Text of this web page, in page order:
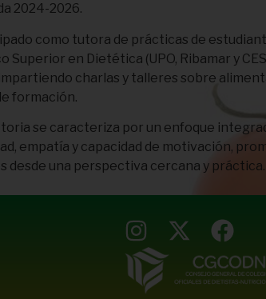
2024-2026.
como tutora de prácticas de
Superior en Dietética (UPO, Ribamar y
charlas y talleres sobre
formación.
se caracteriza por un enfoque
empatía y capacidad de motivación,
desde una perspectiva cercana y práctica.